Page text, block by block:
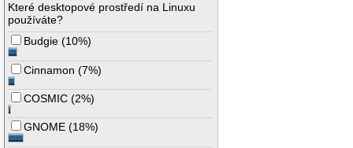
Které desktopové prostředí na Linuxu
používáte?
Budgie (10%)
Cinnamon (7%)
COSMIC (2%)
GNOME (18%)